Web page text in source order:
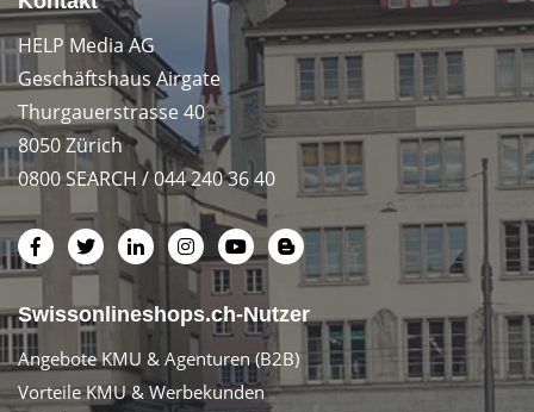
HELP Media AG
Geschäftshaus Airgate
Thurgauerstrasse 40
8050 Zürich
0800 SEARCH / 044 240 36 40
Swissonlineshops.ch-Nutzer
Angebote KMU & Agenturen (B2B)
Vorteile KMU & Werbekunden